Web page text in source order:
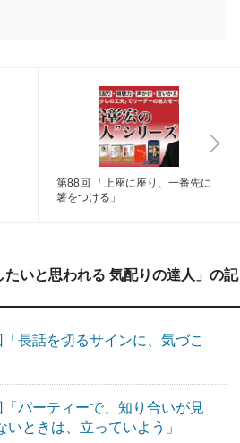
第88回 「上座に座り、一番先に
箸をつける」
たいと思われる 気配りの達人」の記
長話を切るサインに、気づこ
パーティーで、知り合いが見
いときは、立っていよう」